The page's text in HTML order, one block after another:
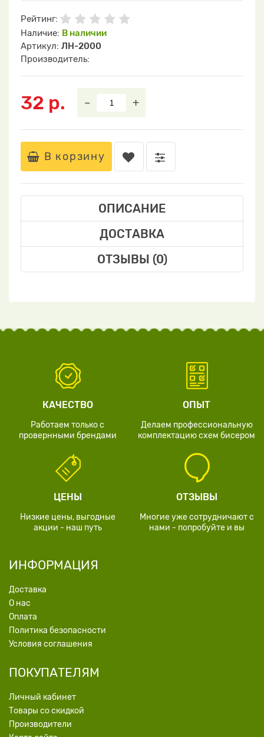
Рейтинг:
Наличие: В наличии
Артикул: ЛН-2000
Производитель:
32 р. – +
В корзину
ОПИСАНИЕ
ДОСТАВКА
ОТЗЫВЫ (0)
КАЧЕСТВО
Работаем только с
провернными брендами
ОПЫТ
Делаем профессиональную
комплектацию схем бисером
ЦЕНЫ
Низкие цены, выгодные
акции - наш путь
ОТЗЫВЫ
Многие уже сотрудничают с
нами - попробуйте и вы
ИНФОРМАЦИЯ
Доставка
О нас
Оплата
Политика безопасности
Условия соглашения
ПОКУПАТЕЛЯМ
Личный кабинет
Товары со скидкой
Производители